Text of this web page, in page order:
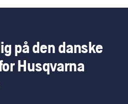
arbejde
uden
afbrydelser.
på den danske
Husqvarna